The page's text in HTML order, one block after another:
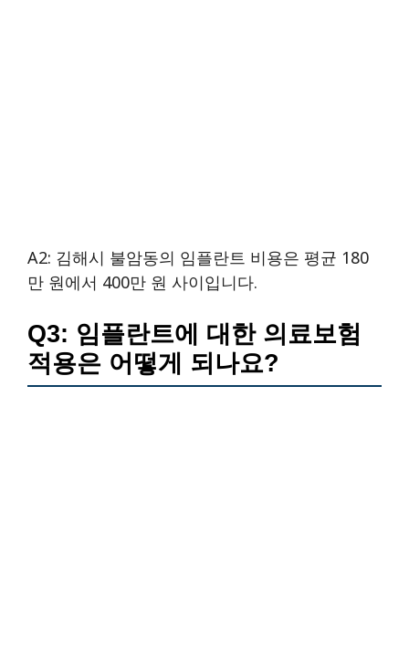
A2: 김해시 불암동의 임플란트 비용은 평균 180
만 원에서 400만 원 사이입니다.
Q3: 임플란트에 대한 의료보험
적용은 어떻게 되나요?